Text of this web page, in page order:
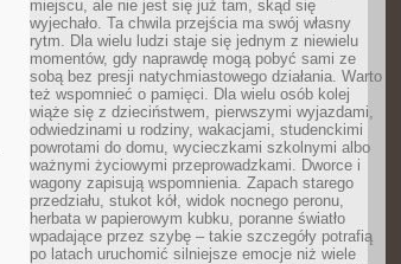
miejscu, ale nie jest się już tam, skąd się
wyjechało. Ta chwila przejścia ma swój własny
rytm. Dla wielu ludzi staje się jednym z niewielu
momentów, gdy naprawdę mogą pobyć sami ze
sobą bez presji natychmiastowego działania. Warto
też wspomnieć o pamięci. Dla wielu osób kolej
wiąże się z dzieciństwem, pierwszymi wyjazdami,
odwiedzinami u rodziny, wakacjami, studenckimi
powrotami do domu, wycieczkami szkolnymi albo
ważnymi życiowymi przeprowadzkami. Dworce i
wagony zapisują wspomnienia. Zapach starego
przedziału, stukot kół, widok nocnego peronu,
herbata w papierowym kubku, poranne światło
wpadające przez szybę – takie szczegóły potrafią
po latach uruchomić silniejsze emocje niż wiele